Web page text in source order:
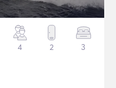
4 2 3